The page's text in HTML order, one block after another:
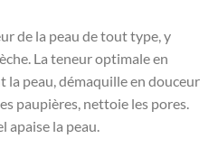
de la peau de tout type, y
La teneur optimale en
la peau, démaquille en douceur
paupières, nettoie les pores.
apaise la peau.